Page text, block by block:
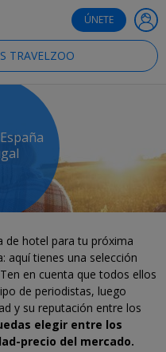
ÚNETE
TRAVELZOO
de hotel para tu próxima
aquí tienes una selección
en cuenta que todos ellos
de periodistas, luego
y su reputación entre los
elegir entre los
precio del mercado.